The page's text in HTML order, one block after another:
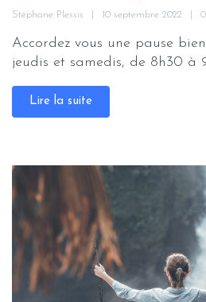
Stéphane Plessis 10 septembre 2022
Accordez vous une pause
jeudis et samedis, de 8h30 à
Lire la suite